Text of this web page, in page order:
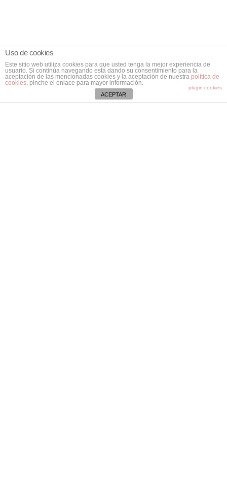
Uso de cookies
Este sitio web utiliza cookies para que usted tenga la mejor experiencia de
usuario. Si continúa navegando está dando su consentimiento para la
aceptación de las mencionadas cookies y la aceptación de nuestra política de
cookies, pinche el enlace para mayor información.
plugin cookies
ACEPTAR